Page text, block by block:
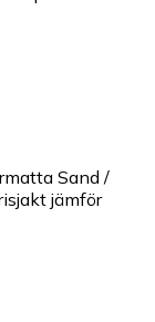
Sand /
jämför